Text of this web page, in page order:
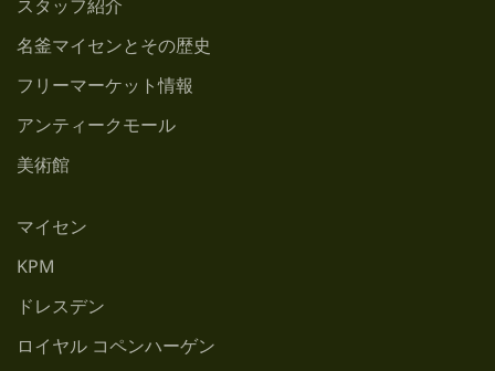
スタッフ紹介
名釜マイセンとその歴史
フリーマーケット情報
アンティークモール
美術館
マイセン
KPM
ドレスデン
ロイヤル コペンハーゲン